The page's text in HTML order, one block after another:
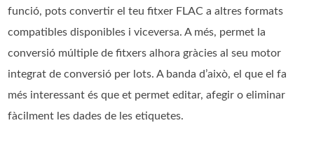
funció, pots convertir el teu fitxer FLAC a altres formats
compatibles disponibles i viceversa. A més, permet la
conversió múltiple de fitxers alhora gràcies al seu motor
integrat de conversió per lots. A banda d’això, el que el fa
més interessant és que et permet editar, afegir o eliminar
fàcilment les dades de les etiquetes.